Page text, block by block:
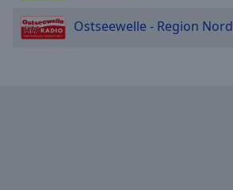
Ostseewelle - Region Nord